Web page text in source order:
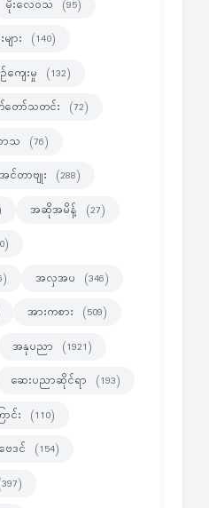
မိုးလေဝသ (95)
ား (140)
ကျေးမှု (132)
ော်သတင်း (72)
သ (76)
အင်တာဗျုး (288)
အဆိုအမိန့် (27)
အလှအပ (346)
အားကစား (509)
အနုပညာ (1921)
ဆေးပညာဆိုင်ရာ (193)
င်း (110)
ဗေဒင် (154)